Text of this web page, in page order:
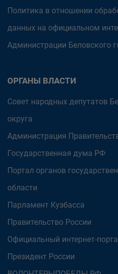
Политика в отношении
данных на официальном
Администрации Беловского
ОРГАНЫ ВЛАСТИ
Совет народных депутатов
округа
Администрация
Государственная дума РФ
Портал органов
области
Парламент Кузбасса
Правительство России
Официальный интернет-
Президент России